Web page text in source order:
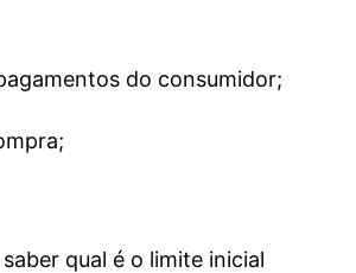
do consumidor;
qual é o limite inicial